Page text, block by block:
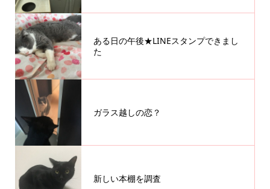
ある日の午後★LINEスタンプできまし
た
ガラス越しの恋？
新しい本棚を調査